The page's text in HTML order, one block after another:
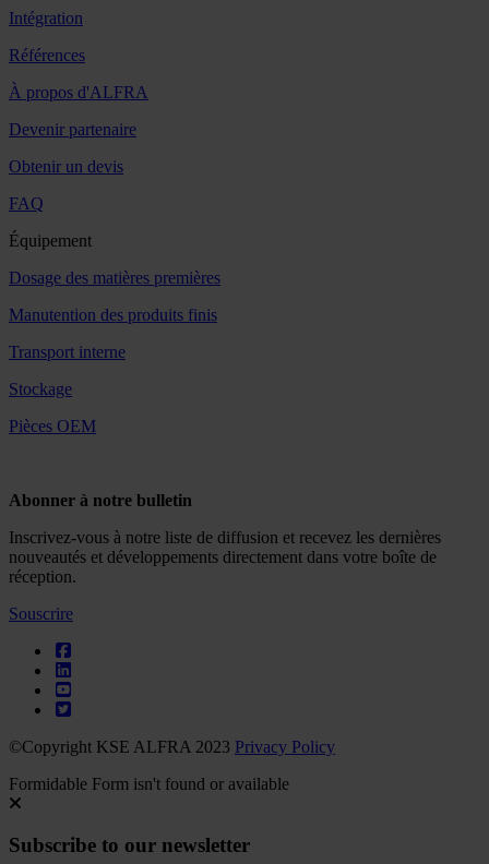
Intégration
Références
À propos d'ALFRA
Devenir partenaire
Obtenir un devis
FAQ
Équipement
Dosage des matières premières
Manutention des produits finis
Transport interne
Stockage
Pièces OEM
Abonner à notre bulletin
Inscrivez-vous à notre liste de diffusion et recevez les dernières
nouveautés et développements directement dans votre boîte de
réception.
Souscrire
©Copyright KSE ALFRA 2023 Privacy Policy
Formidable Form isn't found or available
Subscribe to our newsletter